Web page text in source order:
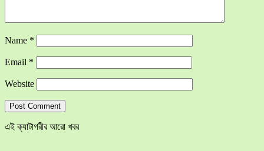
Name *
Email *
Website
এই ক্যাটাগরীর আরো খবর